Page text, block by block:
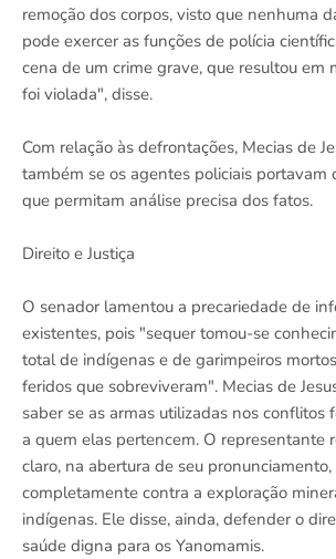
remoção dos corpos, visto que nenhuma
pode exercer as funções de polícia
cena de um crime grave, que resultou em
foi violada", disse.
Com relação às defrontações, Mecias de
também se os agentes policiais portavam
que permitam análise precisa dos fatos.
Direito e Justiça
O senador lamentou a precariedade de
existentes, pois "sequer tomou-se
total de indígenas e de garimpeiros
feridos que sobreviveram". Mecias de
saber se as armas utilizadas nos conflitos
a quem elas pertencem. O representante
claro, na abertura de seu pronunciamento,
completamente contra a exploração
indígenas. Ele disse, ainda, defender o
saúde digna para os Yanomamis.